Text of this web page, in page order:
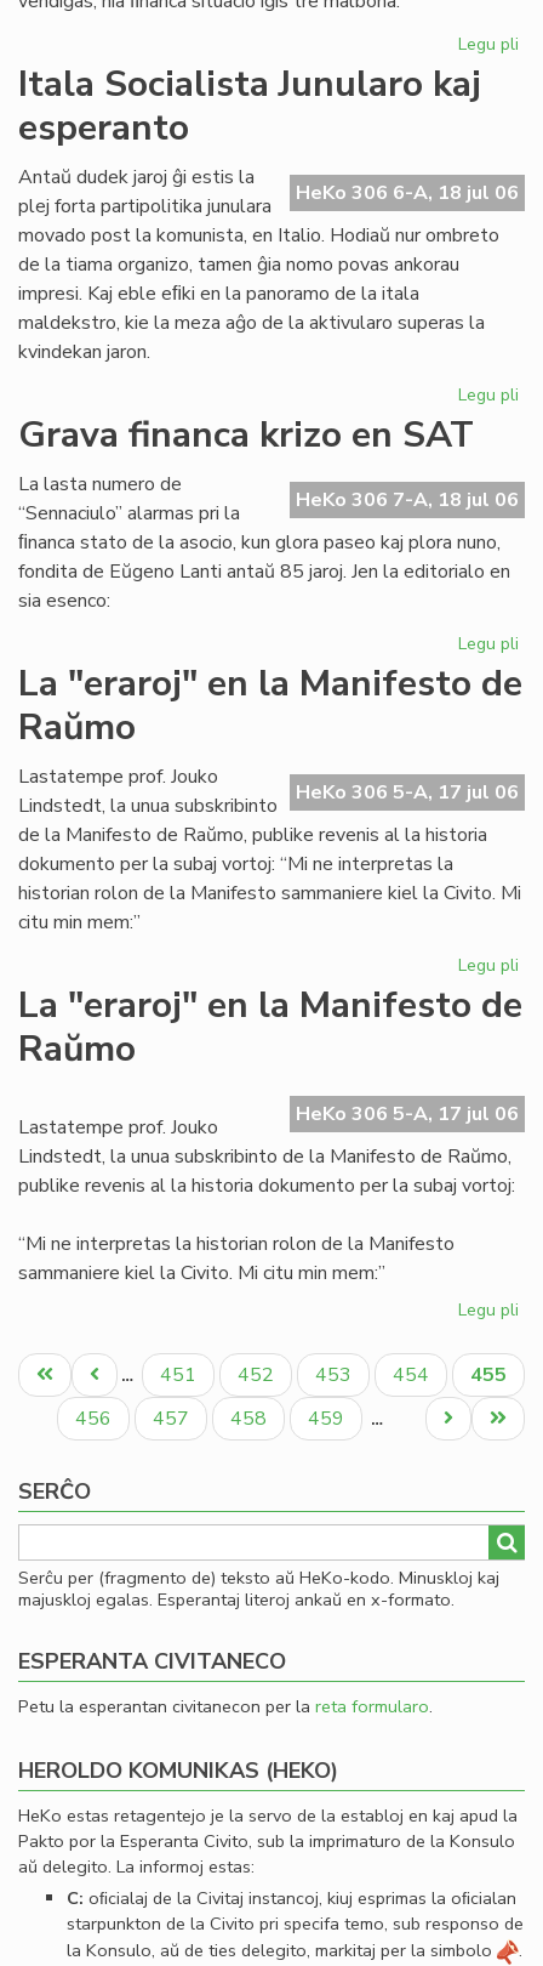
Legu pli
Itala Socialista Junularo kaj
esperanto
HeKo 306 6-A, 18 jul 06
Antaŭ dudek jaroj ĝi estis la
plej forta partipolitika junulara
movado post la komunista, en Italio. Hodiaŭ nur ombreto
de la tiama organizo, tamen ĝia nomo povas ankorau
impresi. Kaj eble eﬁki en la panoramo de la itala
maldekstro, kie la meza aĝo de la aktivularo superas la
kvindekan jaron.
Legu pli
Grava financa krizo en SAT
HeKo 306 7-A, 18 jul 06
La lasta numero de
“Sennaciulo” alarmas pri la
ﬁnanca stato de la asocio, kun glora paseo kaj plora nuno,
fondita de Eŭgeno Lanti antaŭ 85 jaroj. Jen la editorialo en
sia esenco:
Legu pli
La "eraroj" en la Manifesto de
Raŭmo
HeKo 306 5-A, 17 jul 06
Lastatempe prof. Jouko
Lindstedt, la unua subskribinto
de la Manifesto de Raŭmo, publike revenis al la historia
dokumento per la subaj vortoj: “Mi ne interpretas la
historian rolon de la Manifesto sammaniere kiel la Civito. Mi
citu min mem:”
Legu pli
La "eraroj" en la Manifesto de
Raŭmo
HeKo 306 5-A, 17 jul 06
Lastatempe prof. Jouko
Lindstedt, la unua subskribinto de la Manifesto de Raŭmo,
publike revenis al la historia dokumento per la subaj vortoj:
“Mi ne interpretas la historian rolon de la Manifesto
sammaniere kiel la Civito. Mi citu min mem:”
Legu pli
en
la
Pagination
Unua
paĝo
Antaŭa
paĝo
… Paĝo
451 Paĝo
452 Paĝo
453 Paĝo
454
Aktuala
paĝo
455
Paĝo
456 Paĝo
457 Paĝo
458 Paĝo
459 …
Last
page
Next
page
SERĈO
Serĉu per (fragmento de) teksto aŭ HeKo-kodo. Minuskloj kaj
majuskloj egalas. Esperantaj literoj ankaŭ en x-formato.
ESPERANTA CIVITANECO
Petu la esperantan civitanecon per la reta formularo.
HEROLDO KOMUNIKAS (HEKO)
HeKo estas retagentejo je la servo de la establoj en kaj apud la
Pakto por la Esperanta Civito, sub la imprimaturo de la Konsulo
aŭ delegito. La informoj estas:
C: oﬁcialaj de la Civitaj instancoj, kiuj esprimas la oﬁcialan
starpunkton de la Civito pri specifa temo, sub responso de
la Konsulo, aŭ de ties delegito, markitaj per la simbolo
.